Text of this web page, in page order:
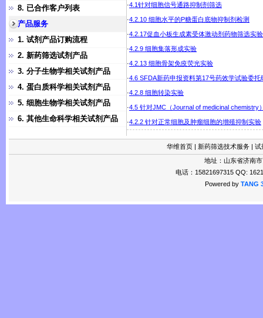
8. 已合作客户列表
产品服务
1. 试剂产品订购流程
2. 新药筛选试剂产品
3. 分子生物学相关试剂产品
4. 蛋白质科学相关试剂产品
5. 细胞生物学相关试剂产品
6. 其他生命科学相关试剂产品
·4.1针对细胞信号通路抑制剂筛选
·4.2.10 细胞水平的P糖蛋白底物抑制剂检测
·4.2.17促血小板生成素受体激动剂药物筛选实验
·4.2.9 细胞集落形成实验
·4.2.13 细胞骨架免疫荧光实验
·4.6 SFDA新药申报资料第17号药效学试验委托
·4.2.8 细胞转染实验
·4.5 针对JMC（Journal of medicinal chemistry
·4.2.2 针对正常细胞及肿瘤细胞的增殖抑制实验
华维首页 | 新药筛选技术服务 | 试
地址：山东省济南
电话：15821697315 QQ:
Powered by TANG